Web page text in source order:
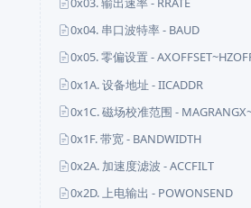
0x04. 串口波特率 - BAUD
0x05. 零偏设置 -
0x1A. 设备地址 - IICADDR
0x1C. 磁场校准范围 -
0x1F. 带宽 - BANDWIDTH
0x2A. 加速度滤波 - ACCFILT
0x2D. 上电输出 - POWONSEND